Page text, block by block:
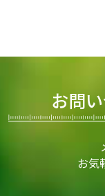
お問
お気